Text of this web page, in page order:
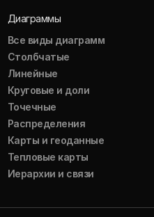
Диаграммы
Все виды диаграмм
Столбчатые
Линейные
Круговые и доли
Точечные
Распределения
Карты и геоданные
Тепловые карты
Иерархии и связи